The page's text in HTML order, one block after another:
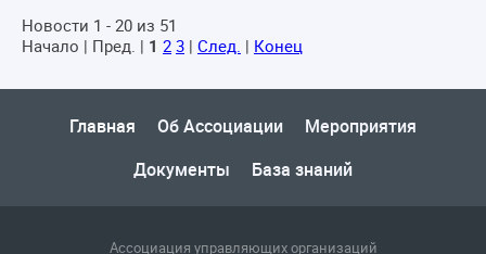
Новости 1 - 20 из 51
Начало | Пред. | 1 2 3 | След. | Конец
Главная Об Ассоциации
Мероприятия
Документы
База знаний
Ассоциация управляющих организаций